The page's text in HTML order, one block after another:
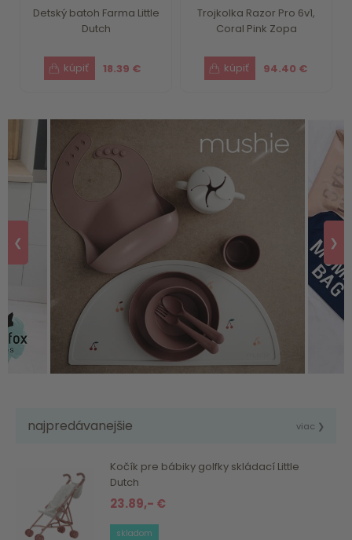
Detský batoh Farma Little
Dutch
18.39 €
Trojkolka Razor Pro 6v1,
Coral Pink Zopa
94.40 €
❮ ❯
najpredávanejšie viac ❯
Kočík pre bábiky golfky skládací Little
Dutch
23.89,- €
skladom